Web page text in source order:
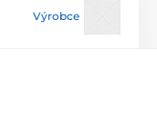
Výrobce